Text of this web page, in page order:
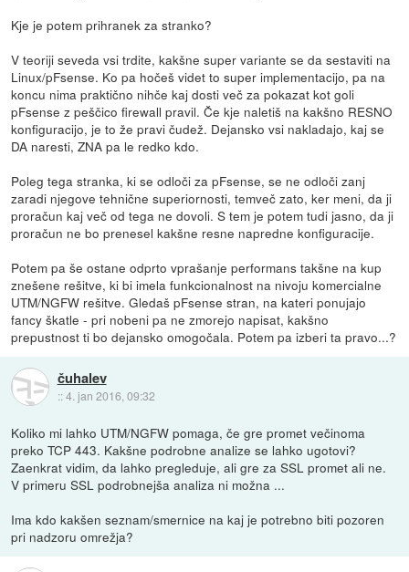
Kje je potem prihranek za stranko?
V teoriji seveda vsi trdite, kakšne super variante se da sestaviti na
Linux/pFsense. Ko pa hočeš videt to super implementacijo, pa na
koncu nima praktično nihče kaj dosti več za pokazat kot goli
pFsense z peščico firewall pravil. Če kje naletiš na kakšno RESNO
konfiguracijo, je to že pravi čudež. Dejansko vsi nakladajo, kaj se
DA naresti, ZNA pa le redko kdo.
Poleg tega stranka, ki se odloči za pFsense, se ne odloči zanj
zaradi njegove tehnične superiornosti, temveč zato, ker meni, da ji
proračun kaj več od tega ne dovoli. S tem je potem tudi jasno, da ji
proračun ne bo prenesel kakšne resne napredne konfiguracije.
Potem pa še ostane odprto vprašanje performans takšne na kup
znešene rešitve, ki bi imela funkcionalnost na nivoju komercialne
UTM/NGFW rešitve. Gledaš pFsense stran, na kateri ponujajo
fancy škatle - pri nobeni pa ne zmorejo napisat, kakšno
prepustnost ti bo dejansko omogočala. Potem pa izberi ta pravo...?
čuhalev
::4. jan 2016, 09:32
Koliko mi lahko UTM/NGFW pomaga, če gre promet večinoma
preko TCP 443. Kakšne podrobne analize se lahko ugotovi?
Zaenkrat vidim, da lahko pregleduje, ali gre za SSL promet ali ne.
V primeru SSL podrobnejša analiza ni možna ...
Ima kdo kakšen seznam/smernice na kaj je potrebno biti pozoren
pri nadzoru omrežja?